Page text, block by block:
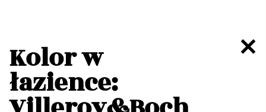
Kolor w
łazience: